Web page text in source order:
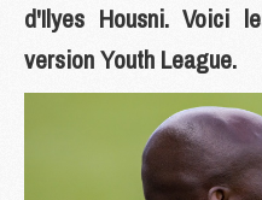
d'Ilyes Housni. Voici
version Youth League.